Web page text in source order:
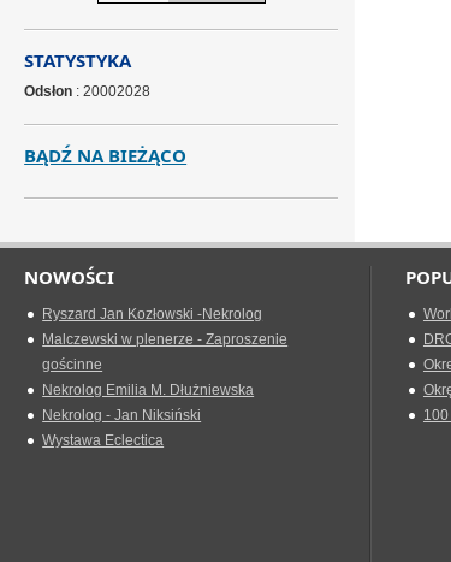
STATYSTYKA
Odsłon : 20002028
BĄDŹ NA BIEŻĄCO
NOWOŚCI
Ryszard Jan Kozłowski -Nekrolog
Malczewski w plenerze - Zaproszenie
gościnne
Nekrolog Emilia M. Dłużniewska
Nekrolog - Jan Niksiński
Wystawa Eclectica